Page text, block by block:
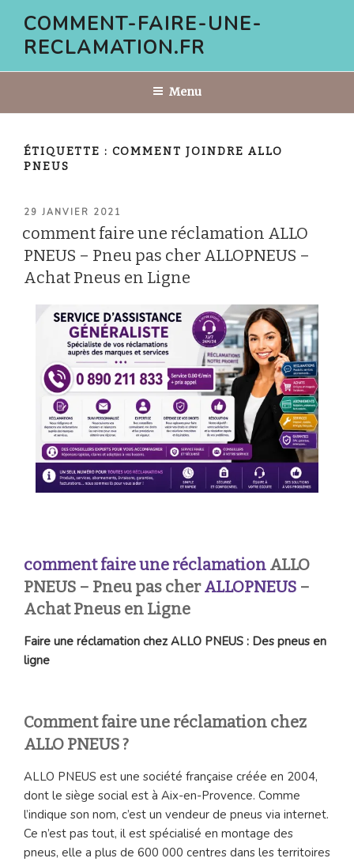
contenu
COMMENT-FAIRE-UNE-
RECLAMATION.FR
Menu
ÉTIQUETTE : COMMENT JOINDRE ALLO
PNEUS
PUBLIÉ
29 JANVIER 2021
comment faire une réclamation ALLO
PNEUS – Pneu pas cher ALLOPNEUS –
Achat Pneus en Ligne
comment faire une réclamation ALLO
PNEUS – Pneu pas cherALLOPNEUS –
Achat Pneus en Ligne
Faire une réclamation chez ALLO PNEUS : Des pneus en
ligne
Comment faire une réclamation chez
ALLO PNEUS ?
ALLO PNEUS est une société française créée en 2004,
dont le siège social est à Aix-en-Provence. Comme
l’indique son nom, c’est un vendeur de pneus via internet.
Ce n’est pas tout, il est spécialisé en montage des
pneus, elle a plus de 600 000 centres dans les territoires